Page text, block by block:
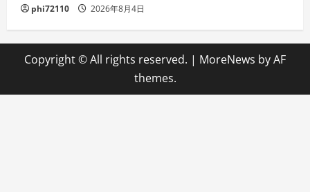
phi72110 2026年8月4日
Copyright © All rights reserved. | MoreNews by AF
themes.